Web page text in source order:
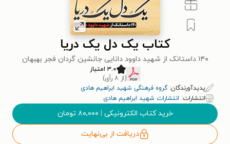
کتاب یک دل یک دریا
۱۴۰ داستانک از شهید داوود دانایی جانشین گردان فجر بهبهان
۳.۰ امتیاز
(از ۸ رأی)
پدیدآورندگان:گروه فرهنگی شهید ابراهیم هادی
انتشارات: انتشارات شهید ابراهیم هادی
خرید کتاب الکترونیکی | ۸۰,۰۰۰ تومان
دریافت از بی‌نهایت